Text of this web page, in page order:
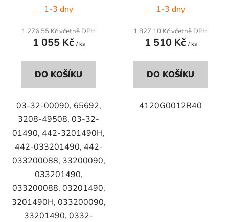
1-3 dny
1 276,55 Kč včetně DPH
1 055 Kč / ks
DO KOŠÍKU
03-32-00090, 65692,
3208-49508, 03-32-
01490, 442-3201490H,
442-033201490, 442-
033200088, 33200090,
033201490,
033200088, 03201490,
3201490H, 033200090,
33201490, 0332-
1-3 dny
1 827,10 Kč včetně DPH
1 510 Kč / ks
DO KOŠÍKU
4120G0012R40